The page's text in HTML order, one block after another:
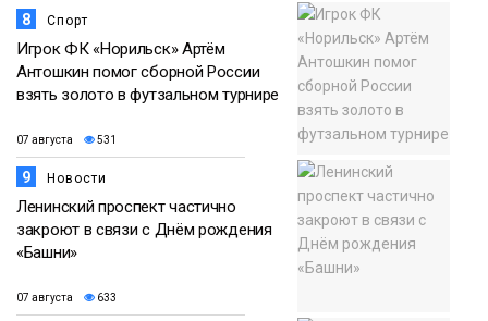
8 Спорт
Игрок ФК «Норильск» Артём
Антошкин помог сборной России
взять золото в футзальном турнире
07 августа 531
9 Новости
Ленинский проспект частично
закроют в связи с Днём рождения
«Башни»
07 августа 633